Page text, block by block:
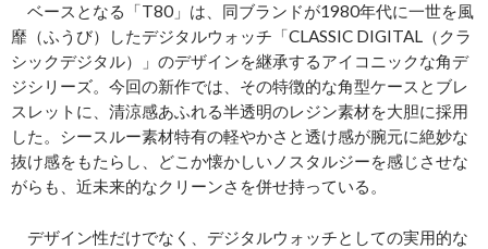
ベースとなる「T80」は、同ブランドが1980年代に一世を風
靡（ふうび）したデジタルウォッチ「CLASSIC DIGITAL（クラ
シックデジタル）」のデザインを継承するアイコニックな角デ
ジシリーズ。今回の新作では、その特徴的な角型ケースとブレ
スレットに、清涼感あふれる半透明のレジン素材を大胆に採用
した。シースルー素材特有の軽やかさと透け感が腕元に絶妙な
抜け感をもたらし、どこか懐かしいノスタルジーを感じさせな
がらも、近未来的なクリーンさを併せ持っている。
デザイン性だけでなく、デジタルウォッチとしての実用的な